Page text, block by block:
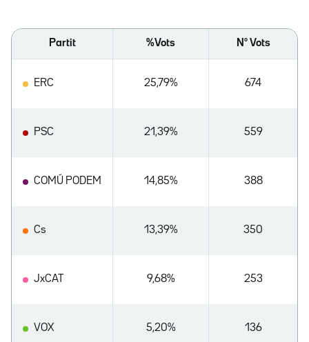
Partit %Vots Nº Vots
ERC 25,79% 674
PSC 21,39% 559
COMÚ PODEM 14,85% 388
Cs 13,39% 350
JxCAT 9,68% 253
VOX 5,20% 136